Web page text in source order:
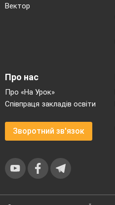
Вектор
Про нас
Про «На Урок»
Співпраця закладів освіти
Зворотний зв'язок